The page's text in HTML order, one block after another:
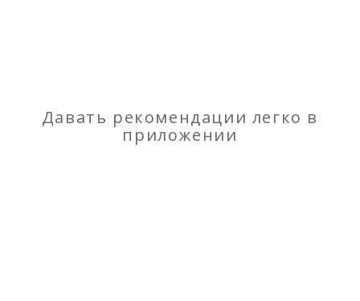
Отзывы
о Быстровозводимый бетонный завод Sumab
Давать рекомендации легко в
приложении